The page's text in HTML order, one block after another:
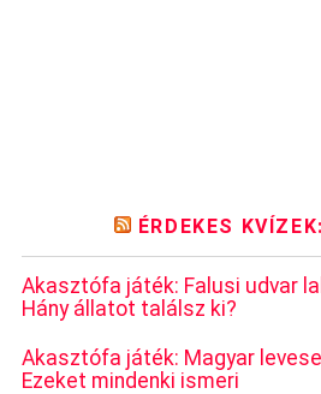
ÉRDEKES KVÍZEK:
Akasztófa játék: Falusi udvar
Hány állatot találsz ki?
Akasztófa játék: Magyar
Ezeket mindenki ismeri